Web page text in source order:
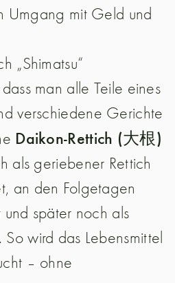
Umgang mit Geld und
„Shimatsu“
man alle Teile eines
verschiedene Gerichte
Daikon-Rettich (大根)
als geriebener Rettich
an den Folgetagen
später noch als
wird das Lebensmittel
– ohne